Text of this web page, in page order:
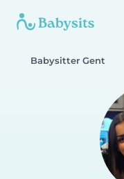
Babysitter Gent